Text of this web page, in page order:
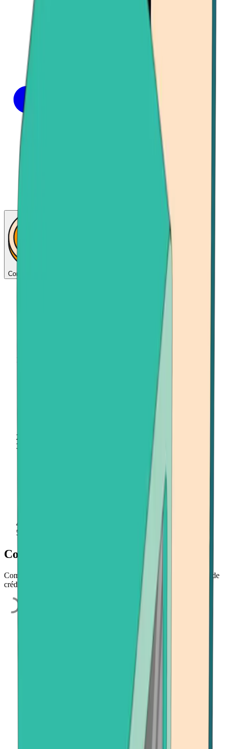
Consigue bitcoins
Comprar Bitcoin Cash
Compra Bitcoin Cash de forma rápida y sencilla usando tu tarjeta de
crédito, cuenta bancaria o aplicación de pago.